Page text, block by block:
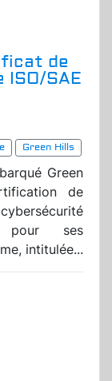
de
SAE
Green Hills
Green
de
pour ses
intitulée...